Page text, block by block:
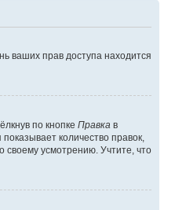
ваших прав доступа находится
по кнопке Правка в
количество правок,
своему усмотрению. Учтите, что